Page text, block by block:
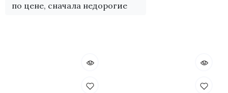
по цене, сначала недорогие